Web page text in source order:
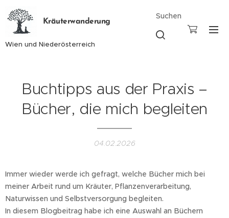
Kräuterwanderung
Wien und Niederösterreich
Suchen
Buchtipps aus der Praxis –
Bücher, die mich begleiten
04.02.2026
Immer wieder werde ich gefragt, welche Bücher mich bei
meiner Arbeit rund um Kräuter, Pflanzenverarbeitung,
Naturwissen und Selbstversorgung begleiten.
In diesem Blogbeitrag habe ich eine Auswahl an Büchern